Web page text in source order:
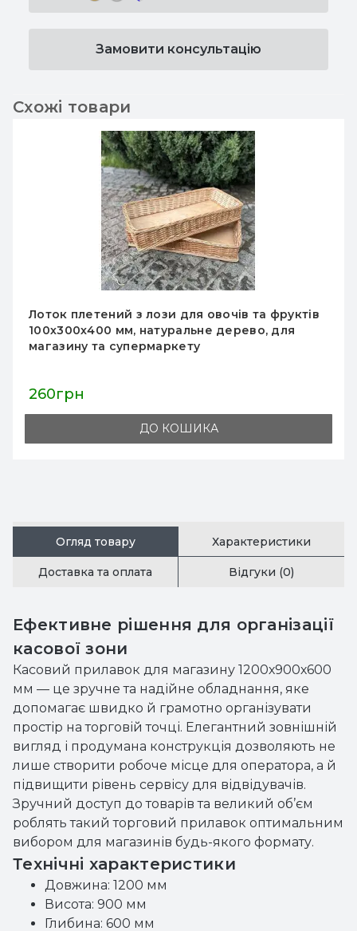
Замовити консультацію
Схожі товари
Вітрина скляна 2000х400х400 мм, колір на
вибір, для магазинів і торгових залів, швидке
складання
32 215грн
ДО КОШИКА
Огляд товару Характеристики
Доставка та оплата Відгуки (0)
Ефективне рішення для організації
касової зони
Касовий прилавок для магазину 1200х900х600
мм — це зручне та надійне обладнання, яке
допомагає швидко й грамотно організувати
простір на торговій точці. Елегантний зовнішній
вигляд і продумана конструкція дозволяють не
лише створити робоче місце для оператора, а й
підвищити рівень сервісу для відвідувачів.
Зручний доступ до товарів та великий об’єм
роблять такий торговий прилавок оптимальним
вибором для магазинів будь-якого формату.
Технічні характеристики
Довжина: 1200 мм
Висота: 900 мм
Глибина: 600 мм